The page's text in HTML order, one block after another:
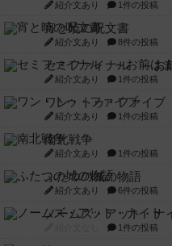
紹介文あり 1件の投稿
宵と暁の呪文書
紹介文あり 8件の投稿
セミファイナル ～お
紹介文あり 1件の投稿
ワン・トゥ・ファイブ
紹介文あり 1件の投稿
南北戦争
紹介文あり 1件の投稿
ふたつの城の物語
紹介文あり 6件の投稿
ノームズ・アット・ナ
1件の投稿